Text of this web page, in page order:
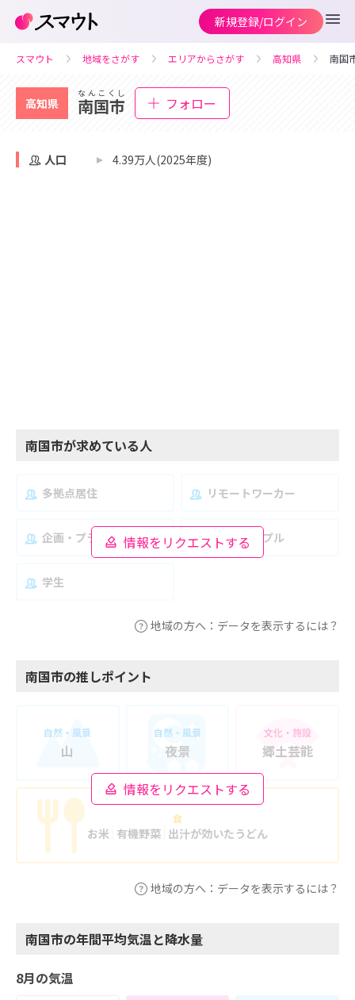
新規登録/ログイン
スマウト 地域をさがす エリアからさがす 高知県 南国
高知県
なんこくし
南国市 フォロー
人口 4.39万人(2025年度)
南国市が求めている人
情報をリクエストする
多拠点居住 リモートワーカー
企画・プランナー 夫婦・カップル
学生
地域の方へ：データを表示するには？
南国市の推しポイント
情報をリクエストする
自然・風景
山
自然・風景
夜景
文化・施設
郷土芸能
食
お米 有機野菜 出汁が効いたうどん
地域の方へ：データを表示するには？
南国市の年間平均気温と降水量
8月の気温